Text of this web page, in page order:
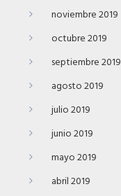
noviembre 2019
octubre 2019
septiembre 2019
agosto 2019
julio 2019
junio 2019
mayo 2019
abril 2019